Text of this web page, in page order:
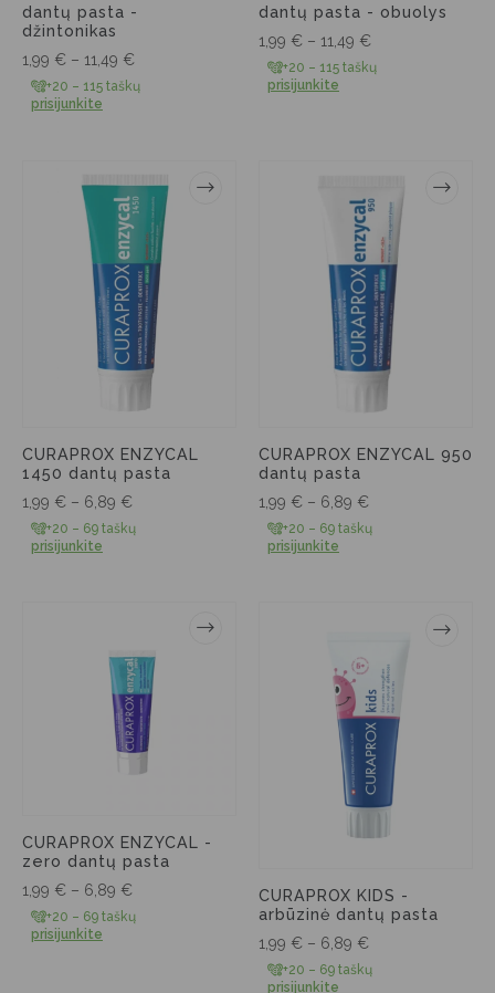
dantų pasta -
džintonikas
1,99 € – 11,49 €
+20 – 115 taškų
prisijunkite
dantų pasta - obuolys
1,99 € – 11,49 €
+20 – 115 taškų
prisijunkite
CURAPROX ENZYCAL
1450 dantų pasta
1,99 € – 6,89 €
+20 – 69 taškų
prisijunkite
CURAPROX ENZYCAL 950
dantų pasta
1,99 € – 6,89 €
+20 – 69 taškų
prisijunkite
CURAPROX ENZYCAL -
zero dantų pasta
1,99 € – 6,89 €
+20 – 69 taškų
prisijunkite
CURAPROX KIDS -
arbūzinė dantų pasta
1,99 € – 6,89 €
+20 – 69 taškų
prisijunkite